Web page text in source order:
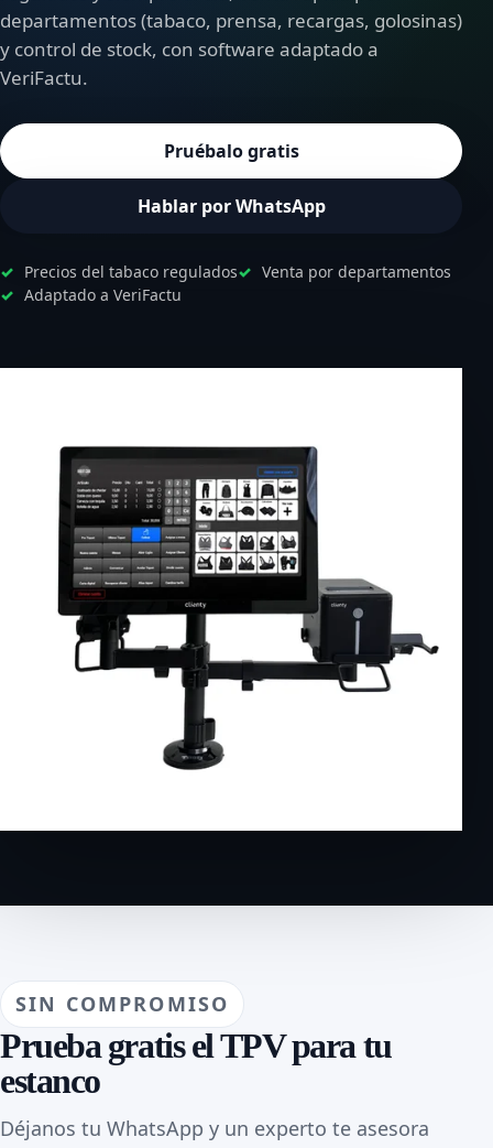
departamentos (tabaco, prensa, recargas, golosinas)
y control de stock, con software adaptado a
VeriFactu.
Pruébalo gratis
Hablar por WhatsApp
Precios del tabaco regulados
Venta por departamentos
Adaptado a VeriFactu
SIN COMPROMISO
Prueba gratis el TPV para tu
estanco
Déjanos tu WhatsApp y un experto te asesora